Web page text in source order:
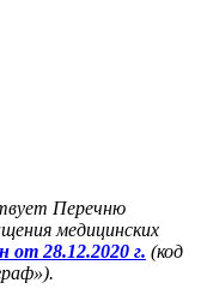
Перечню
медицинских
28.12.2020 г. (код